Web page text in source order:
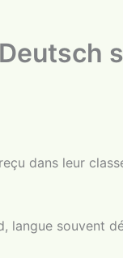
dans leur
langue souvent